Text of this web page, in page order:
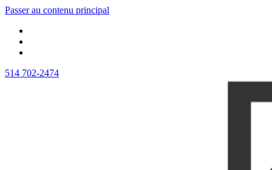
Passer au contenu principal
514 702-2474